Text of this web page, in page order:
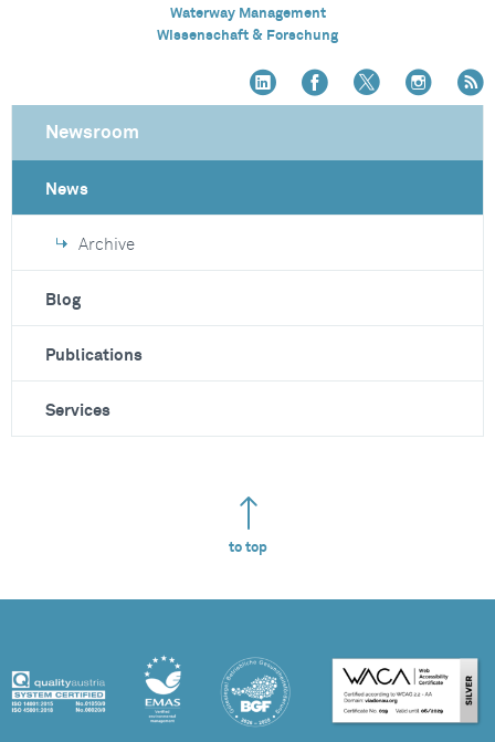
Waterway Management
Wissenschaft & Forschung
Newsroom
News
Archive
Blog
Publications
Services
to top